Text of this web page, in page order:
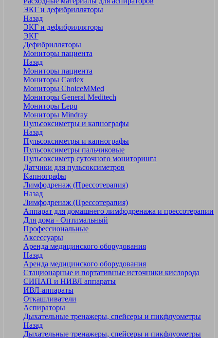
ЭКГ и дефибрилляторы
Назад
ЭКГ и дефибрилляторы
ЭКГ
Дефибрилляторы
Мониторы пациента
Назад
Мониторы пациента
Мониторы Cardex
Мониторы ChoiceMMed
Мониторы General Meditech
Мониторы Lepu
Мониторы Mindray
Пульсоксиметры и капнографы
Назад
Пульсоксиметры и капнографы
Пульсоксиметры пальчиковые
Пульсоксиметр суточного мониторинга
Датчики для пульсоксиметров
Kапнографы
Лимфодренаж (Прессотерапия)
Назад
Лимфодренаж (Прессотерапия)
Аппарат для домашнего лимфодренажа и прессотерапии
Для дома - Оптимальный
Профессиональные
Аксессуары
Аренда медицинского оборудования
Назад
Аренда медицинского оборудования
Стационарные и портативные источники кислорода
СИПАП и НИВЛ аппараты
ИВЛ-аппараты
Откашливатели
Аспираторы
Дыхательные тренажеры, спейсеры и пикфлуометры
Назад
Дыхательные тренажеры, спейсеры и пикфлуометры